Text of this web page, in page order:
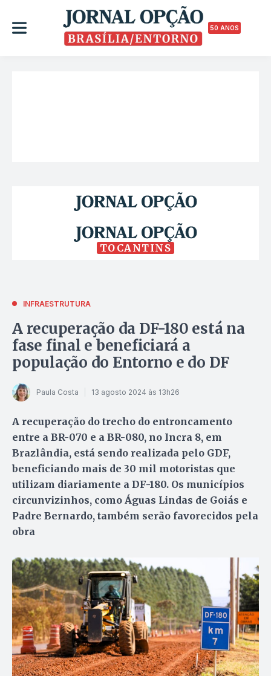
50 ANOS
TOCANTINS
INFRAESTRUTURA
A recuperação da DF-180 está na
fase final e beneficiará a
população do Entorno e do DF
Paula Costa 13 agosto 2024 às 13h26
A recuperação do trecho do entroncamento
entre a BR-070 e a BR-080, no Incra 8, em
Brazlândia, está sendo realizada pelo GDF,
beneficiando mais de 30 mil motoristas que
utilizam diariamente a DF-180. Os municípios
circunvizinhos, como Águas Lindas de Goiás e
Padre Bernardo, também serão favorecidos pela
obra